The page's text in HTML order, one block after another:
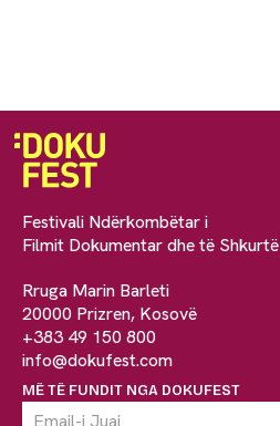
Festivali Ndërkombëtar i
Filmit Dokumentar dhe të Shkurtë
Rruga Marin Barleti
20000 Prizren, Kosovë
+383 49 150 800
info@dokufest.com
MË TË FUNDIT NGA DOKUFEST